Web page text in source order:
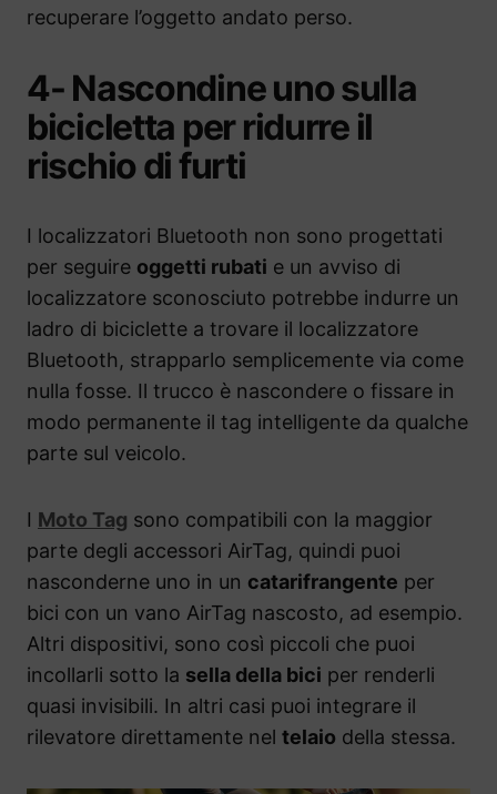
recuperare l’oggetto andato perso.
4- Nascondine uno sulla
bicicletta per ridurre il
rischio di furti
I localizzatori Bluetooth non sono progettati
per seguire oggetti rubati e un avviso di
localizzatore sconosciuto potrebbe indurre un
ladro di biciclette a trovare il localizzatore
Bluetooth, strapparlo semplicemente via come
nulla fosse. Il trucco è nascondere o fissare in
modo permanente il tag intelligente da qualche
parte sul veicolo.
I Moto Tag sono compatibili con la maggior
parte degli accessori AirTag, quindi puoi
nasconderne uno in un catarifrangente per
bici con un vano AirTag nascosto, ad esempio.
Altri dispositivi, sono così piccoli che puoi
incollarli sotto la sella della bici per renderli
quasi invisibili. In altri casi puoi integrare il
rilevatore direttamente nel telaio della stessa.